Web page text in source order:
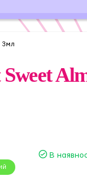
3мл
В